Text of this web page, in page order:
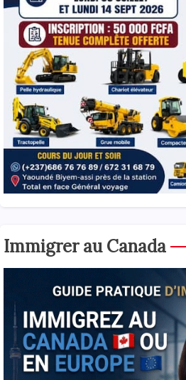
Immigrer au Canada